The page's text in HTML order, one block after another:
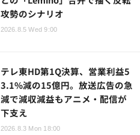
攻勢のシナリオ
2026.8.5 Wed 9:00
テレ東HD第1Q決算、営業利益5
3.1%減の15億円。放送広告の急
減で減収減益もアニメ・配信が
下支え
2026.8.3 Mon 18:00